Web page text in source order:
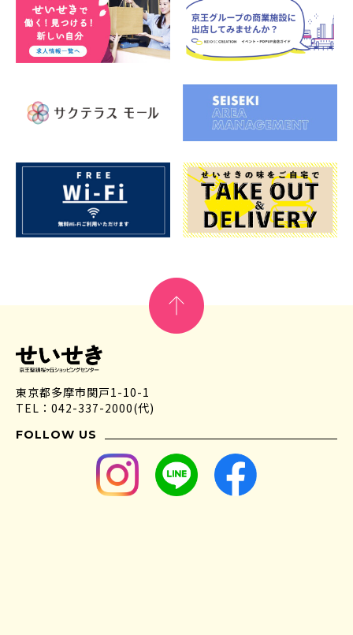
東京都多摩市関戸1-10-1
TEL：042-337-2000(代)
FOLLOW US